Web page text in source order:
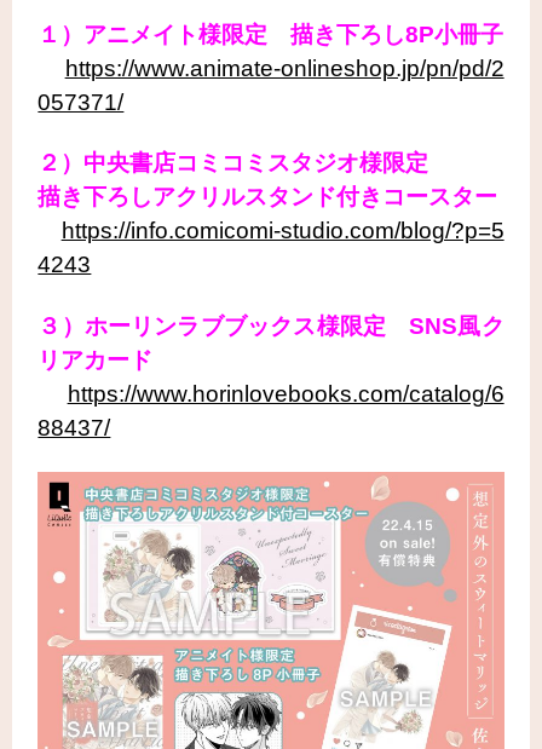
１）アニメイト様限定 描き下ろし8P小冊子
https://www.animate-onlineshop.jp/pn/pd/2
057371/
２）中央書店コミコミスタジオ様限定
描き下ろしアクリルスタンド付きコースター
https://info.comicomi-studio.com/blog/?p=5
4243
３）ホーリンラブブックス様限定 SNS風ク
リアカード
https://www.horinlovebooks.com/catalog/6
88437/